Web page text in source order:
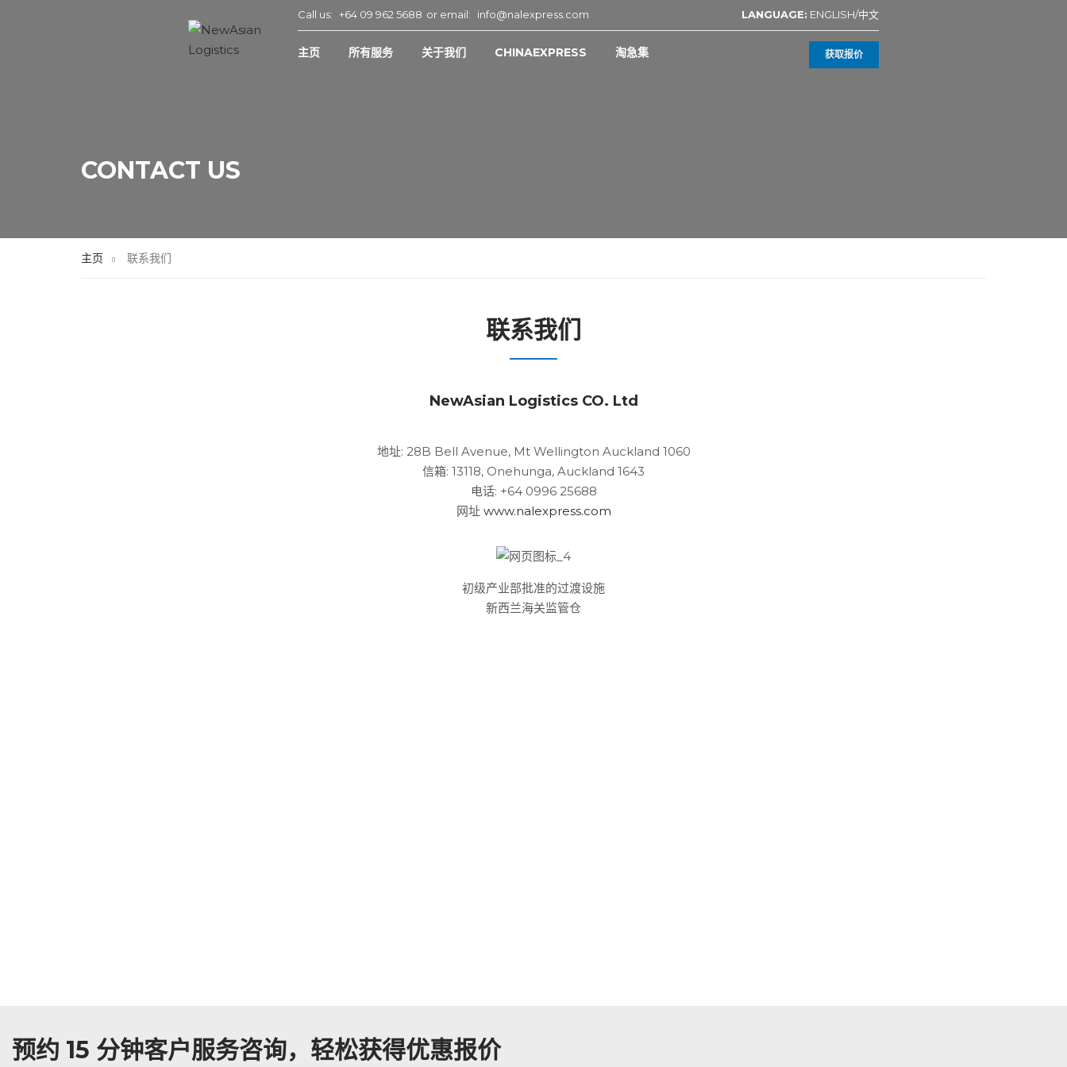
Call us: +64 09 962 5688 or email: info@nalexpress.com LANGUAGE: ENGLISH/中文
主页 所有服务 关于我们 CHINAEXPRESS 淘急集 获取报价
CONTACT US
主页 联系我们
联系我们
NewAsian Logistics CO. Ltd
地址: 28B Bell Avenue, Mt Wellington Auckland 1060
信箱: 13118, Onehunga, Auckland 1643
电话: +64 0996 25688
网址 www.nalexpress.com
初级产业部批准的过渡设施
新西兰海关监管仓
预约 15 分钟客户服务咨询，轻松获得优惠报价